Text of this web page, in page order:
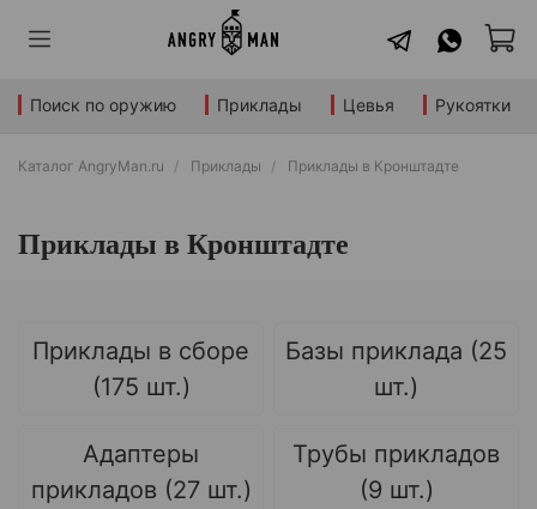
Поиск по оружию Приклады Цевья Рукоятки
Каталог AngryMan.ru Приклады Приклады в Кронштадте
Приклады в Кронштадте
Приклады в сборе
(175 шт.)
Базы приклада (25
шт.)
Адаптеры
прикладов (27 шт.)
Трубы прикладов
(9 шт.)